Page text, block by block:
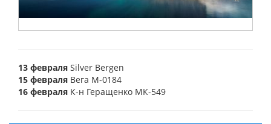
13 февраля Silver Bergen
15 февраля Вега М-0184
16 февраля К-н Геращенко МК-549